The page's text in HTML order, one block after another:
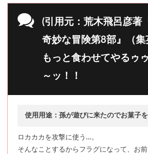
(引用元：荒木飛呂彦著
奇妙な冒険第8部』（集
もっと食わせてやるゥ
～ッ！！
使用用途：孫が遊びに来たのでお菓子
ロカカカを攻撃に使う…。
そんなことするからフラグになって、お